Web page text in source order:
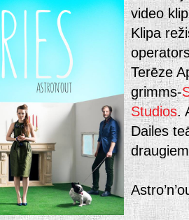
video
Klipa
Terēze
grimms-
Studios.
Dailes